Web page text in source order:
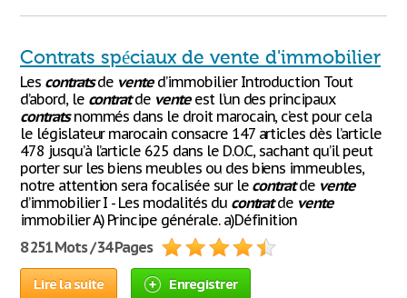
Contrats spéciaux de vente d'immobilier
Les contratsde vented’immobilier Introduction Tout
d’abord, le contratde venteest l’un des principaux
contratsnommés dans le droit marocain, c’est pour cela
le législateur marocain consacre 147 articles dès l’article
478 jusqu’à l’article 625 dans le D.O.C, sachant qu’il peut
porter sur les biens meubles ou des biens immeubles,
notre attention sera focalisée sur le contratde vente
d’immobilier I - Les modalités du contratde vente
immobilier A) Principe générale. a)Définition
8 251 Mots / 34 Pages
Lire la suite Enregistrer